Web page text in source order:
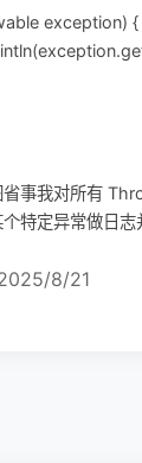
exception) {
省事我对所有
特定异常做日志
8/21